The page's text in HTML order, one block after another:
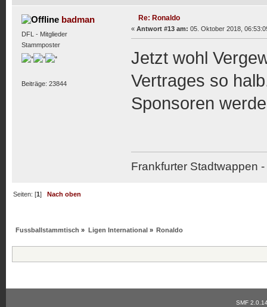
badman
DFL - Mitglieder
Stammposter
Beiträge: 23844
Re: Ronaldo
« Antwort #13 am: 05. Oktober 2018,
Jetzt wohl
Vertrages so
Sponsoren
Frankfurter Stadtwappen
Seiten: [1]Nach oben
Fussballstammtisch » Ligen International» Ronaldo
SMF